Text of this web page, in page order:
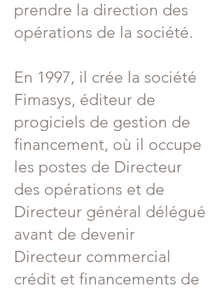
prendre la direction des
opérations de la société.
En 1997, il crée la société
Fimasys, éditeur de
progiciels de gestion de
financement, où il occupe
les postes de Directeur
des opérations et de
Directeur général délégué
avant de devenir
Directeur commercial
crédit et financements de